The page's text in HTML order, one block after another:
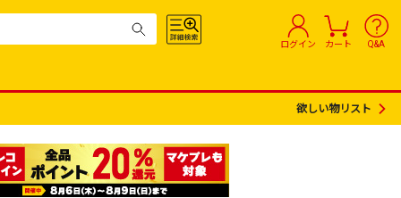
ログイン カート Q&A
欲しい物リスト